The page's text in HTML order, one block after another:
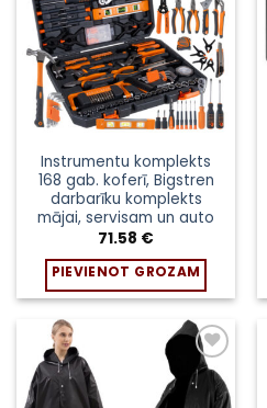
Instrumentu komplekts
168 gab. koferī, Bigstren
darbarīku komplekts
mājai, servisam un auto
71.58 €
PIEVIENOT GROZAM
Pievienot
sarakstam